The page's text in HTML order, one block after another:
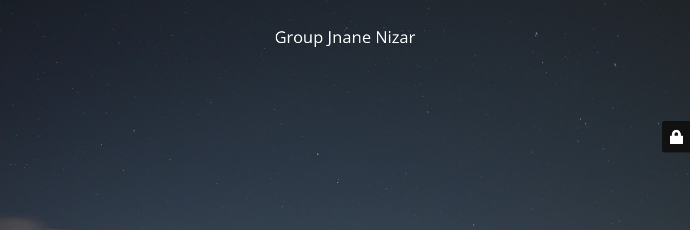
Group Jnane Nizar